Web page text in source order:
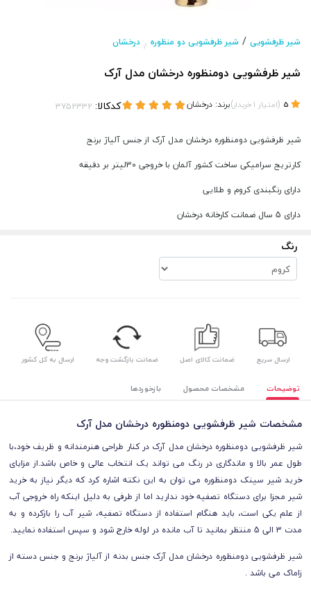
شیر ظرفشویی / شیر ظرفشویی دو منظوره / درخشان
شیر ظرفشویی دومنظوره درخشان مدل آرک
(امتیاز 1خریدار)برند: درخشان کدکالا:
شیر ظرفشویی دومنظوره درخشان مدل آرک از جنس آلیاژ برنج
کارتریج سرامیکی ساخت کشور آلمان با خروجی 30لیتر بر دقیقه
دارای رنگبندی کروم و طلایی
دارای 5 سال ضمانت کارخانه درخشان
رنگ
ارسال سریع ضمانت کالای اصل ضمانت بازگشت وجه ارسال به کل کشور
توضیحات مشخصات محصول بازخوردها
مشخصات شیر ظرفشویی دومنظوره درخشان مدل آرک
شیر ظرفشویی دومنظوره درخشان مدل آرک در کنار طراحی هنرمندانه و ظریف خود،با
طول عمر بالا و ماندگاری در رنگ می تواند یک انتخاب عالی و خاص باشد.از مزایای
خرید شیر سینک دومنظوره می توان به این نکته اشاره کرد که دیگر نیاز به خرید
شیر مجزا برای دستگاه تصفیه خود ندارید اما از طرفی به دلیل اینکه راه خروجی آب
از علم یکی است، باید هنگام استفاده از دستگاه تصفیه، شیر آب را بازکرده و به
مدت 3 الی 5 منتظر بمانید تا آب مانده در لوله خارج شود و سپس استفاده نمایید.
شیر ظرفشویی دومنظوره درخشان مدل آرک جنس بدنه از آلیاژ برنج و جنس دسته از
زاماک می باشد .